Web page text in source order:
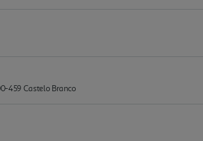
459 Castelo Branco